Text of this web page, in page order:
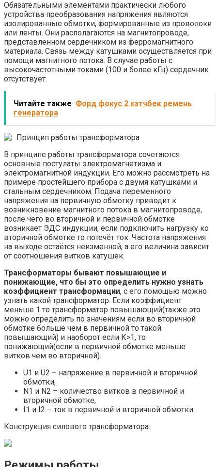
Обязательными элементами практически любого
устройства преобразования напряжения являются
изолированные обмотки, формированные из проволоки
или ленты. Они располагаются на магнитопроводе,
представленном сердечником из ферромагнитного
материала. Связь между катушками осуществляется при
помощи магнитного потока. В случае работы с
высокочастотными токами (100 и более кГц) сердечник
отсутствует.
Читайте также Форд фокус 2 хэтчбек ремень
генератора
Принцип работы трансформатора
В принципе работы трансформатора сочетаются
основные постулаты электромагнетизма и
электромагнитной индукции. Его можно рассмотреть на
примере простейшего прибора с двумя катушками и
стальным сердечником. Подача переменного
напряжения на первичную обмотку приводит к
возникновение магнитного потока в магнитопроводе,
после чего во вторичной и первичной обмотке
возникает ЭДС индукции, если подключить нагрузку ко
вторичной обмотке то потечёт ток. Частота напряжения
на выходе остаётся неизменной, а его величина зависит
от соотношения витков катушек.
Трансформаторы бывают повышающие и
понижающие, что бы это определить нужно узнать
коэффициент трансформации, с его помощью можно
узнать какой трансформатор. Если коэффициент
меньше 1 то трансформатор повышающий(также это
можно определить по значениям если во вторичной
обмотке больше чем в первичной то такой
повышающий) и наоборот если К>1, то
понижающий(если в первичной обмотке меньше
витков чем во вторичной).
U1 и U2 – напряжение в первичной и вторичной
обмотки,
N1 и N2 – количество витков в первичной и
вторичной обмотке,
I1 и I2 – ток в первичной и вторичной обмотки.
Конструкция силового трансформатора: